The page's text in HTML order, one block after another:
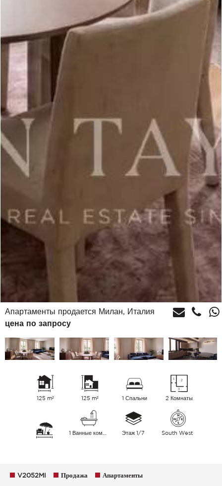
Апартаменты продается Милан, Италия
цена по запросу
125 m² 125 m² 1 Спальни 2 Комнаты
Этаж 1/7 South West
V2052MI Продажа Апартаменты